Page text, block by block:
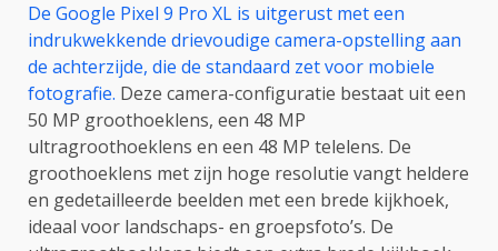
De Google Pixel 9 Pro XL is uitgerust met een
indrukwekkende drievoudige camera-opstelling aan
de achterzijde, die de standaard zet voor mobiele
fotografie. Deze camera-configuratie bestaat uit een
50 MP groothoeklens, een 48 MP
ultragroothoeklens en een 48 MP telelens. De
groothoeklens met zijn hoge resolutie vangt heldere
en gedetailleerde beelden met een brede kijkhoek,
ideaal voor landschaps- en groepsfoto’s. De